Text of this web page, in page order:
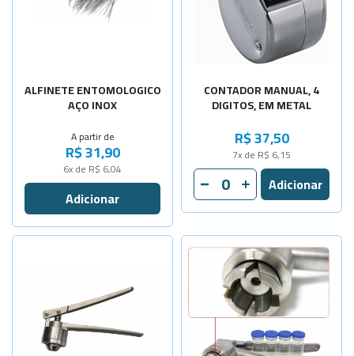
ALFINETE ENTOMOLOGICO
AÇO INOX
A partir de
R$ 31,90
6x de R$ 6,04
-
N:2-40x0,4
Sob Consulta
N:4-40x0,5
-
N:5-40x0,6 - +
N:6-40x0,6 - +
CONTADOR MANUAL, 4
DIGITOS, EM METAL
R$ 37,50
7x de R$ 6,15
Diâm. 11mm
Diâm. 13mm